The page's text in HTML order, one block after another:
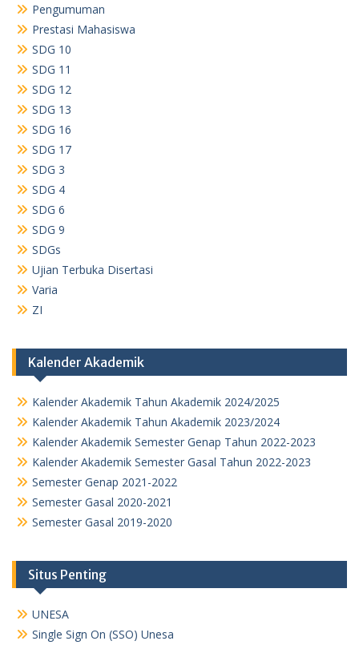
Pengumuman
Prestasi Mahasiswa
SDG 10
SDG 11
SDG 12
SDG 13
SDG 16
SDG 17
SDG 3
SDG 4
SDG 6
SDG 9
SDGs
Ujian Terbuka Disertasi
Varia
ZI
Kalender Akademik
Kalender Akademik Tahun Akademik 2024/2025
Kalender Akademik Tahun Akademik 2023/2024
Kalender Akademik Semester Genap Tahun 2022-2023
Kalender Akademik Semester Gasal Tahun 2022-2023
Semester Genap 2021-2022
Semester Gasal 2020-2021
Semester Gasal 2019-2020
Situs Penting
UNESA
Single Sign On (SSO) Unesa